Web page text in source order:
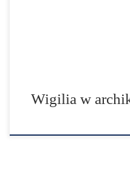
Wigilia w